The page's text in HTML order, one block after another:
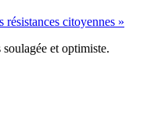
résistances citoyennes »
et optimiste.